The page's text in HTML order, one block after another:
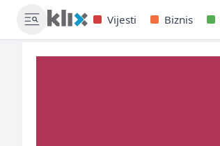
Vijesti Biznis